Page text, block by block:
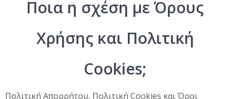
Ποια η σχέση με Όρους
Χρήσης και Πολιτική
Cookies;
Πολιτική Απορρήτου, Πολιτική Cookies και Όροι